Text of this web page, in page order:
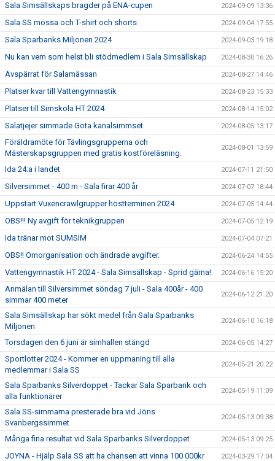
Sala Simsällskaps bragder på ENA-cupen 2024-09-09 13:36
Sala SS mössa och T-shirt och shorts 2024-09-04 17:55
Sala Sparbanks Miljonen 2024 2024-09-03 19:18
Nu kan vem som helst bli stödmedlem i Sala Simsällskap 2024-08-30 16:26
Avspärrat för Salamässan 2024-08-27 14:46
Platser kvar till Vattengymnastik 2024-08-23 15:33
Platser till Simskola HT 2024 2024-08-14 15:02
Salatjejer simmade Göta kanalsimmset 2024-08-05 13:17
Föräldramöte för Tävlingsgrupperna och
Mästerskapsgruppen med gratis kostföreläsning.
2024-08-01 13:59
Ida 24:a i landet 2024-07-11 21:50
Silversimmet - 400 m - Sala firar 400 år 2024-07-07 18:44
Uppstart Vuxencrawlgrupper höstterminen 2024 2024-07-05 14:44
OBS!!! Ny avgift för teknikgruppen 2024-07-05 12:19
Ida tränar mot SUMSIM 2024-07-04 07:21
OBS!! Omorganisation och ändrade avgifter. 2024-06-24 14:55
Vattengymnastik HT 2024 - Sala Simsällskap - Sprid gärna! 2024-06-16 15:20
Anmälan till Silversimmet söndag 7 juli - Sala 400år - 400
simmar 400 meter
2024-06-12 21:20
Sala Simsällskap har sökt medel från Sala Sparbanks
Miljonen
2024-06-10 16:18
Torsdagen den 6 juni är simhallen stängd 2024-06-05 14:27
Sportlotter 2024 - Kommer en uppmaning till alla
medlemmar i Sala SS
2024-05-21 20:22
Sala Sparbanks Silverdoppet - Tackar Sala Sparbank och
alla funktionärer
2024-05-19 11:09
Sala SS-simmarna presterade bra vid Jöns
Svanbergssimmet
2024-05-13 09:38
Många fina resultat vid Sala Sparbanks Silverdoppet 2024-05-13 09:25
JOYNA - Hjälp Sala SS att ha chansen att vinna 100 000kr 2024-03-29 17:04